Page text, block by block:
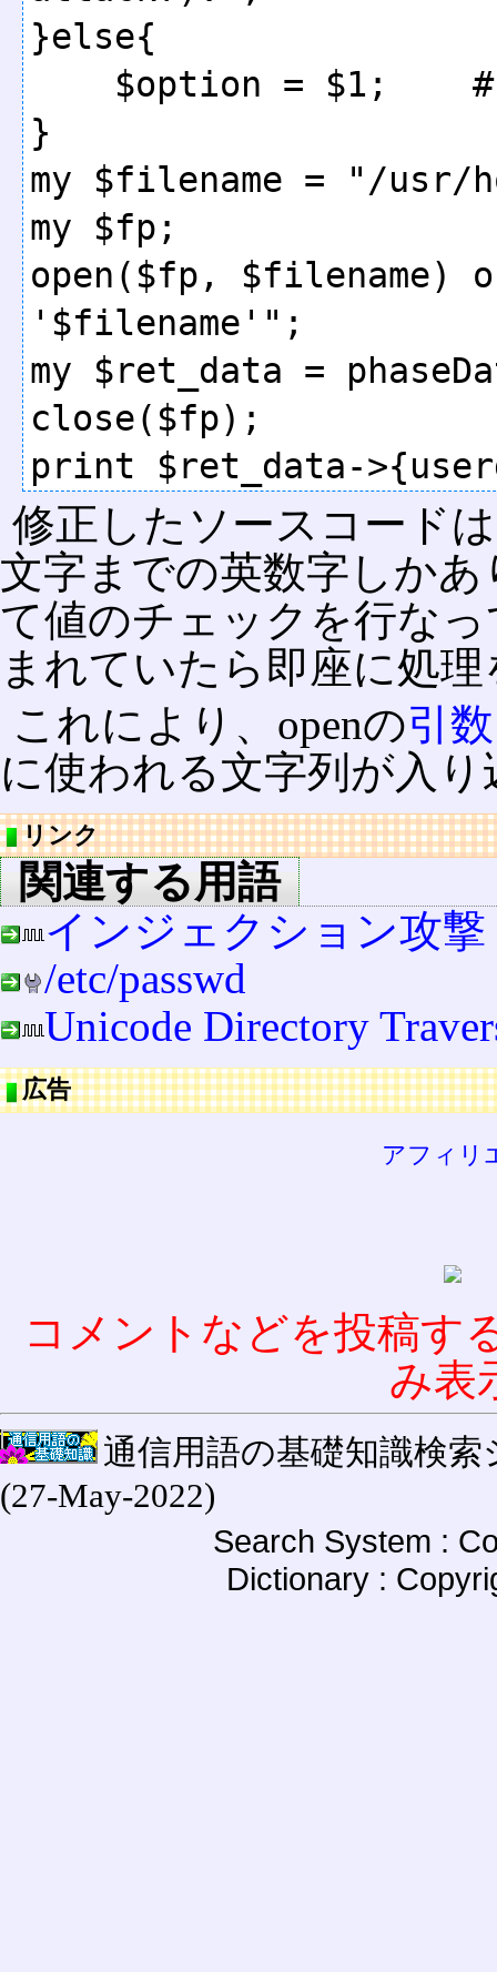
}else{
}
my $filename = "/usr/
my $fp;
open($fp, $filename)
'$filename'";
my $ret_data =
close($fp);
修正したソースコード
文字までの英数字しか
て値のチェックを行な
まれていたら即座に処
これにより、openの引数
に使われる文字列が入
リンク
関連する用語
インジェクション攻撃
/etc/passwd
Unicode Directory
広告
アフィリ
コメントなどを投稿す
み表
通信用語の基礎知識検索
(27-May-2022)
Search System :
Dictionary :